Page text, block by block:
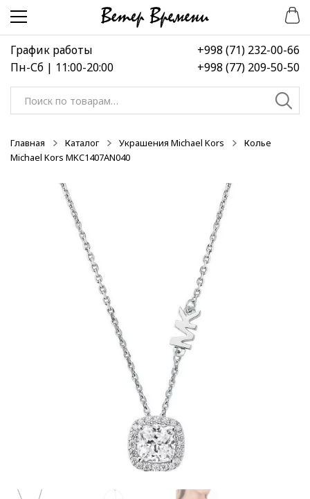
Перейти
навигации
Перейти
содержимому
График работы
Пн-Сб | 11:00-20:00
+998 (71) 232-00-66
+998 (77) 209-50-50
Искать:
Главная Каталог Украшения Michael Kors
Колье
Michael Kors MKC1407AN040
-30%
-30%
-15%